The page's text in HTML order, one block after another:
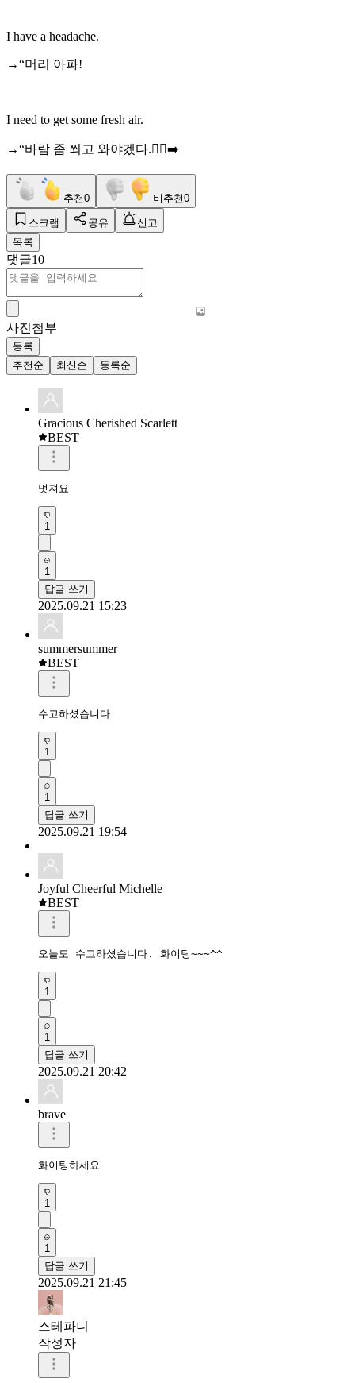
I have a headache.
→“머리 아파!
I need to get some fresh air.
→“바람 좀 쐬고 와야겠다.🏃‍♀️‍➡️
추천0 비추천0
스크랩 공유
신고
목록
댓글10
사진첨부
등록
추천순
최신순 등록순
Gracious Cherished Scarlett
BEST
멋져요
1
1
답글 쓰기
2025.09.21 15:23
summersummer
BEST
수고하셨습니다
1
1
답글 쓰기
2025.09.21 19:54
Joyful Cheerful Michelle
BEST
오늘도 수고하셨습니다. 화이팅~~~^^
1
1
답글 쓰기
2025.09.21 20:42
brave
화이팅하세요
1
1
답글 쓰기
2025.09.21 21:45
스테파니
작성자